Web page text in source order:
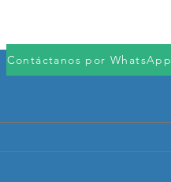
Contáctanos por WhatsApp